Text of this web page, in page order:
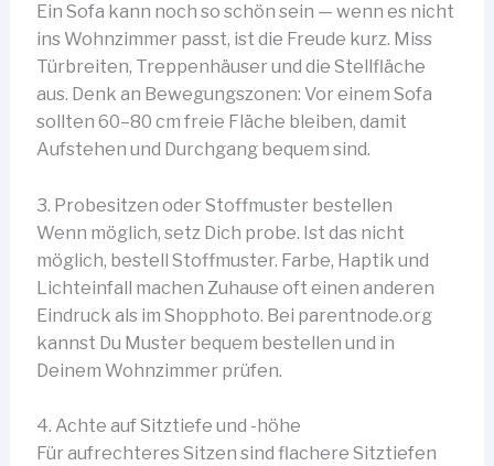
Ein Sofa kann noch so schön sein — wenn es nicht
ins Wohnzimmer passt, ist die Freude kurz. Miss
Türbreiten, Treppenhäuser und die Stellfläche
aus. Denk an Bewegungszonen: Vor einem Sofa
sollten 60–80 cm freie Fläche bleiben, damit
Aufstehen und Durchgang bequem sind.
3. Probesitzen oder Stoffmuster bestellen
Wenn möglich, setz Dich probe. Ist das nicht
möglich, bestell Stoffmuster. Farbe, Haptik und
Lichteinfall machen Zuhause oft einen anderen
Eindruck als im Shopphoto. Bei parentnode.org
kannst Du Muster bequem bestellen und in
Deinem Wohnzimmer prüfen.
4. Achte auf Sitztiefe und -höhe
Für aufrechteres Sitzen sind flachere Sitztiefen